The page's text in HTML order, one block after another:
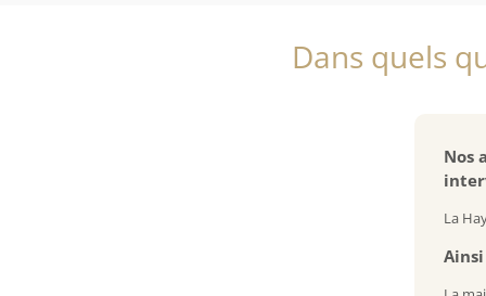
Dans quels
Nos
La